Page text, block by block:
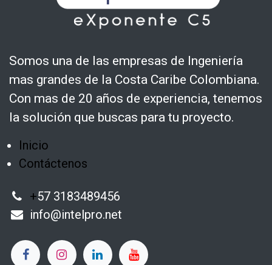
Somos una de las empresas de Ingeniería
mas grandes de la Costa Caribe Colombiana.
Con mas de 20 años de experiencia, tenemos
la solución que buscas para tu proyecto.
Inicio
Contáctenos
+57 3183489456
info@intelpro.net